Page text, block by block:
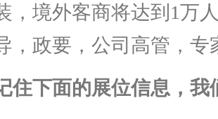
，境外客商将达到 1万
，政要，公司高管，
住下面的展位信息，我